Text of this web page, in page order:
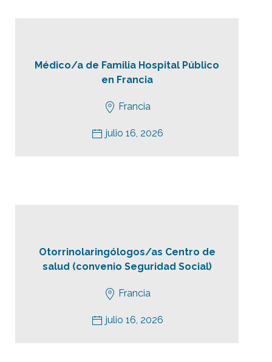
Médico/a de Familia Hospital Público
en Francia
Francia
julio 16, 2026
Otorrinolaringólogos/as Centro de
salud (convenio Seguridad Social)
Francia
julio 16, 2026